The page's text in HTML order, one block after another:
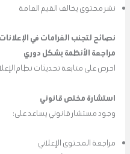
نشر محتوى يخالف القيم العامة
نصائح لتجنب الغرامات في
مراجعة الأنظمة بشكل دوري
احرص على متابعة تحديثات نظام
استشارة مختص قانوني
وجود مستشار قانوني يساعد على:
مراجعة المحتوى الإعلاني